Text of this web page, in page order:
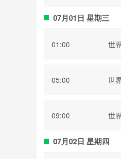
07月01日 星期三
01:00 世
05:00 世
09:00 世
07月02日 星期四